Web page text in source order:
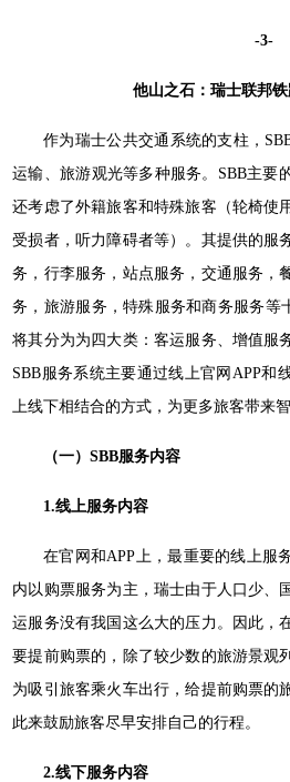
-3-
他山之石：瑞士联邦
作为瑞士公共交通系统的支柱，
运输、旅游观光等多种服务。SBB主要
还考虑了外籍旅客和特殊旅客（轮椅使
受损者，听力障碍者等）。其提供的服
务，行李服务，站点服务，交通服务，
务，旅游服务，特殊服务和商务服务等
将其分为为四大类：客运服务、增值服
SBB服务系统主要通过线上官网APP和
上线下相结合的方式，为更多旅客带来
（一）SBB服务内容
1.线上服务内容
在官网和APP上，最重要的线上服
内以购票服务为主，瑞士由于人口少、
运服务没有我国这么大的压力。因此，
要提前购票的，除了较少数的旅游景观
为吸引旅客乘火车出行，给提前购票的
此来鼓励旅客尽早安排自己的行程。
2.线下服务内容